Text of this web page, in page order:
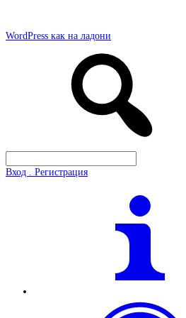
WordPress как на ладони
Вход . Регистрация